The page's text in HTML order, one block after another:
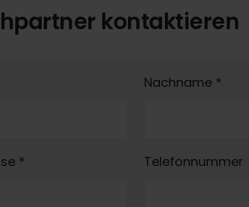
kontaktieren
Nachname *
* Telefonnummer